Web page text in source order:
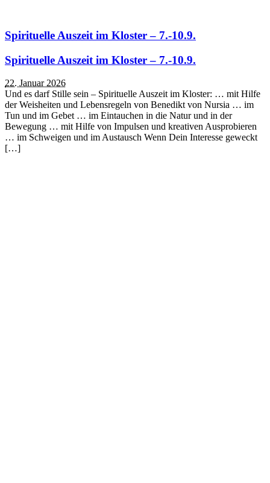
Spirituelle Auszeit im Kloster – 7.-10.9.
Spirituelle Auszeit im Kloster – 7.-10.9.
22. Januar 2026
Und es darf Stille sein – Spirituelle Auszeit im Kloster: … mit Hilfe
der Weisheiten und Lebensregeln von Benedikt von Nursia … im
Tun und im Gebet … im Eintauchen in die Natur und in der
Bewegung … mit Hilfe von Impulsen und kreativen Ausprobieren
… im Schweigen und im Austausch Wenn Dein Interesse geweckt
[…]